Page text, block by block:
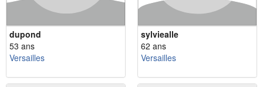
dupond
53 ans
Versailles
sylviealle
62 ans
Versailles